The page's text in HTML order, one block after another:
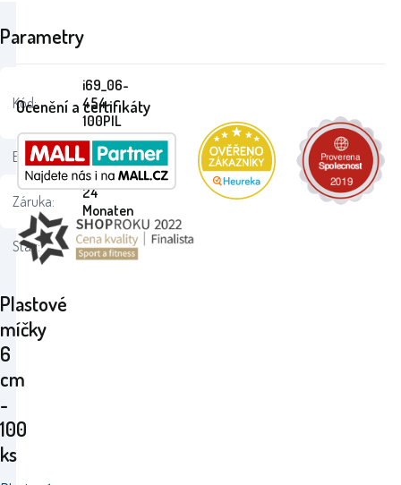
Plastové
míčky
6
cm
-
100
ks
Parametry
Kód:
i69_06-
454-
100PIL
EAN: 8693461164545
Záruka:
24
Monaten
Stav:
Ocenění a certifikáty